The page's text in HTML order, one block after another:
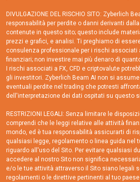
DIVULGAZIONE DEL RISCHIO SITO: Zyberlich
responsabilità per perdite o danni derivanti
contenute in questo sito; questo include
prezzi e grafici, e analisi. Ti preghiamo di
consulenza professionale per i rischi associati
finanziari; non investire mai più denaro di
I rischi associati a FX, CFD e criptovalute
gli investitori. Zyberlich Beam AI non si
eventuali perdite nel trading che potresti
dell'interpretazione dei dati ospitati su questo
RESTRIZIONI LEGALI: Senza limitare le
comprendi che le leggi relative alle attività
mondo, ed è tua responsabilità assicurarti di
qualsiasi legge, regolamento o linea guida nel
riguardo all'uso del Sito. Per evitare qualsiasi
accedere al nostro Sito non significa
e/o le tue attività attraverso il Sito siano legali
regolamenti o le direttive pertinenti al tuo